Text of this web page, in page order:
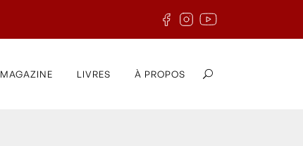
MAGAZINE LIVRES À PROPOS